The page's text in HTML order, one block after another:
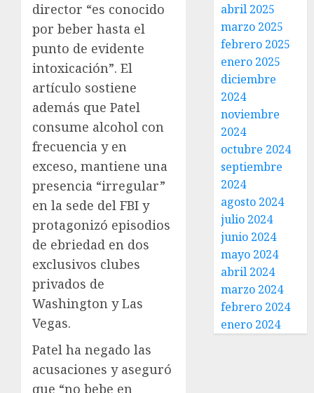
director “es conocido
por beber hasta el
punto de evidente
intoxicación”. El
artículo sostiene
además que Patel
consume alcohol con
frecuencia y en
exceso, mantiene una
presencia “irregular”
en la sede del FBI y
protagonizó episodios
de ebriedad en dos
exclusivos clubes
privados de
Washington y Las
Vegas.
Patel ha negado las
acusaciones y aseguró
que “no bebe en
abril 2025
marzo 2025
febrero 2025
enero 2025
diciembre
2024
noviembre
2024
octubre 2024
septiembre
2024
agosto 2024
julio 2024
junio 2024
mayo 2024
abril 2024
marzo 2024
febrero 2024
enero 2024